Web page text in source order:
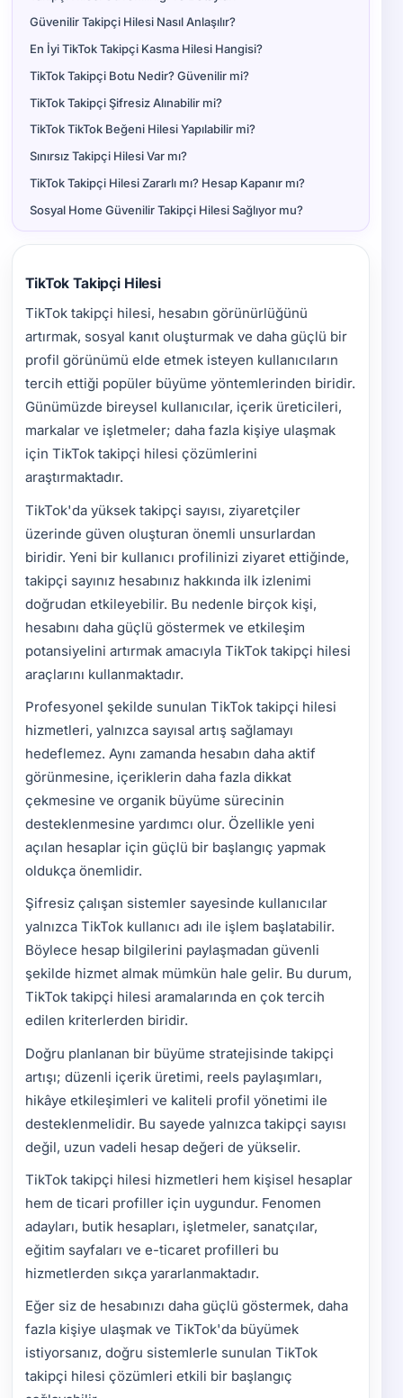
Güvenilir Takipçi Hilesi Nasıl Anlaşılır?
En İyi TikTok Takipçi Kasma Hilesi Hangisi?
TikTok Takipçi Botu Nedir? Güvenilir mi?
TikTok Takipçi Şifresiz Alınabilir mi?
TikTok TikTok Beğeni Hilesi Yapılabilir mi?
Sınırsız Takipçi Hilesi Var mı?
TikTok Takipçi Hilesi Zararlı mı? Hesap Kapanır mı?
Sosyal Home Güvenilir Takipçi Hilesi Sağlıyor mu?
TikTok Takipçi Hilesi
TikTok takipçi hilesi, hesabın görünürlüğünü
artırmak, sosyal kanıt oluşturmak ve daha güçlü bir
profil görünümü elde etmek isteyen kullanıcıların
tercih ettiği popüler büyüme yöntemlerinden biridir.
Günümüzde bireysel kullanıcılar, içerik üreticileri,
markalar ve işletmeler; daha fazla kişiye ulaşmak
için TikTok takipçi hilesi çözümlerini
araştırmaktadır.
TikTok'da yüksek takipçi sayısı, ziyaretçiler
üzerinde güven oluşturan önemli unsurlardan
biridir. Yeni bir kullanıcı profilinizi ziyaret ettiğinde,
takipçi sayınız hesabınız hakkında ilk izlenimi
doğrudan etkileyebilir. Bu nedenle birçok kişi,
hesabını daha güçlü göstermek ve etkileşim
potansiyelini artırmak amacıyla TikTok takipçi hilesi
araçlarını kullanmaktadır.
Profesyonel şekilde sunulan TikTok takipçi hilesi
hizmetleri, yalnızca sayısal artış sağlamayı
hedeflemez. Aynı zamanda hesabın daha aktif
görünmesine, içeriklerin daha fazla dikkat
çekmesine ve organik büyüme sürecinin
desteklenmesine yardımcı olur. Özellikle yeni
açılan hesaplar için güçlü bir başlangıç yapmak
oldukça önemlidir.
Şifresiz çalışan sistemler sayesinde kullanıcılar
yalnızca TikTok kullanıcı adı ile işlem başlatabilir.
Böylece hesap bilgilerini paylaşmadan güvenli
şekilde hizmet almak mümkün hale gelir. Bu durum,
TikTok takipçi hilesi aramalarında en çok tercih
edilen kriterlerden biridir.
Doğru planlanan bir büyüme stratejisinde takipçi
artışı; düzenli içerik üretimi, reels paylaşımları,
hikâye etkileşimleri ve kaliteli profil yönetimi ile
desteklenmelidir. Bu sayede yalnızca takipçi sayısı
değil, uzun vadeli hesap değeri de yükselir.
TikTok takipçi hilesi hizmetleri hem kişisel hesaplar
hem de ticari profiller için uygundur. Fenomen
adayları, butik hesapları, işletmeler, sanatçılar,
eğitim sayfaları ve e-ticaret profilleri bu
hizmetlerden sıkça yararlanmaktadır.
Eğer siz de hesabınızı daha güçlü göstermek, daha
fazla kişiye ulaşmak ve TikTok'da büyümek
istiyorsanız, doğru sistemlerle sunulan TikTok
takipçi hilesi çözümleri etkili bir başlangıç